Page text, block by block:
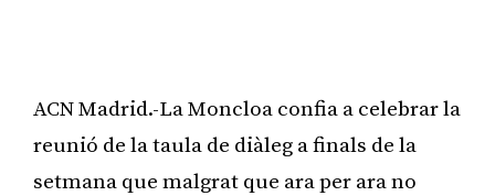
ACN Madrid.-La Moncloa confia a celebrar la
reunió de la taula de diàleg a finals de la
setmana que malgrat que ara per ara no